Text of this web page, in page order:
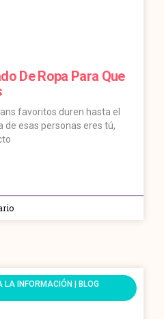
De Ropa Para Que
favoritos duren hasta el
de esas personas eres tú,
LA INFORMACIÓN | BLOG